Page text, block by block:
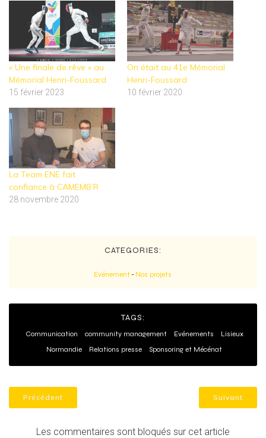
« Une finale de rêve » au
Mémorial Henri-Foussard
15 février 2023
On était au 41e Mémorial
Henri-Foussard
10 février 2020
La Team ENE fait
confiance à CAMEMB’R
28 novembre 2020
CATEGORIES:
Evénement - Nos projets
TAGS:
Communication community management Evénements
Lisieux
Normandie
Relations presse Sponsoring et Mécénat
Précédent Suivant
Les commentaires sont bloqués sur cet article